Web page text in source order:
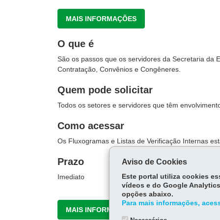
MAIS INFORMAÇÕES
O que é
São os passos que os servidores da Secretaria da
Contratação, Convênios e Congêneres.
Quem pode solicitar
Todos os setores e servidores que têm
Como acessar
Os Fluxogramas e Listas de Verificação Internas
Prazo
Imediato
MAIS INFORMAÇÕES
Aviso de Cookies
Este portal utiliza cookies
vídeos e do Google
opções abaixo.
Para mais informações,